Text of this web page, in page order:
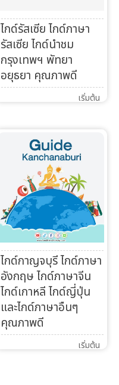
ไกด์รัสเซีย ไกด์ภาษา
รัสเซีย ไกด์นำชม
กรุงเทพฯ พัทยา
อยุธยา คุณภาพดี
เริ่มต้น
ไกด์กาญจบุรี ไกด์ภาษา
อังกฤษ ไกด์ภาษาจีน
ไกด์เกาหลี ไกด์ญี่ปุ่น
และไกด์ภาษาอืนๆ
คุณภาพดี
เริ่มต้น